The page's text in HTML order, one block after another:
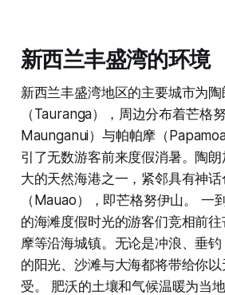
新西兰丰盛湾的环境
新西兰丰盛湾地区的主要城市为陶
（Tauranga），周边分布着芒格
Maunganui）与帕帕摩（
引了无数游客前来度假消暑。陶
大的天然海港之一，紧邻具有神
（Mauao），即芒格努伊山。 一
的海滩度假时光的游客们竞相前
摩等沿海城镇。无论是冲浪、垂
的阳光、沙滩与大海都将带给你
受。 肥沃的土壤和气候温暖为当